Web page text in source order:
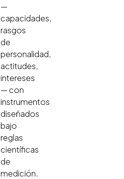
—
capacidades,
rasgos
de
personalidad,
actitudes,
intereses
— con
instrumentos
diseñados
bajo
reglas
científicas
de
medición.